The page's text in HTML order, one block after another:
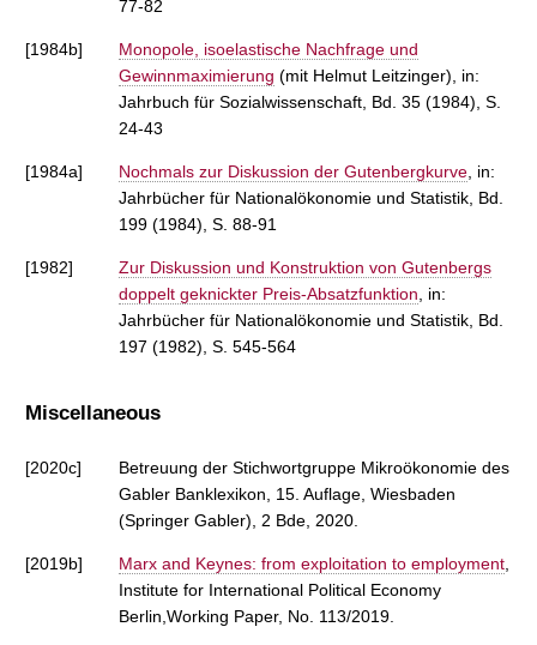
77-82
[1984b]
Monopole, isoelastische Nachfrage und
Gewinnmaximierung (mit Helmut Leitzinger), in:
Jahrbuch für Sozialwissenschaft, Bd. 35 (1984), S.
24-43
[1984a] Nochmals zur Diskussion der Gutenbergkurve , in:
Jahrbücher für Nationalökonomie und Statistik, Bd.
199 (1984), S. 88-91
[1982]
Zur Diskussion und Konstruktion von Gutenbergs
doppelt geknickter Preis-Absatzfunktion , in:
Jahrbücher für Nationalökonomie und Statistik, Bd.
197 (1982), S. 545-564
Miscellaneous
[2020c]
Betreuung der Stichwortgruppe Mikroökonomie des
Gabler Banklexikon, 15. Auflage, Wiesbaden
(Springer Gabler), 2 Bde, 2020.
[2019b] Marx and Keynes: from exploitation to employment
Institute for International Political Economy
Berlin,Working Paper, No. 113/2019.